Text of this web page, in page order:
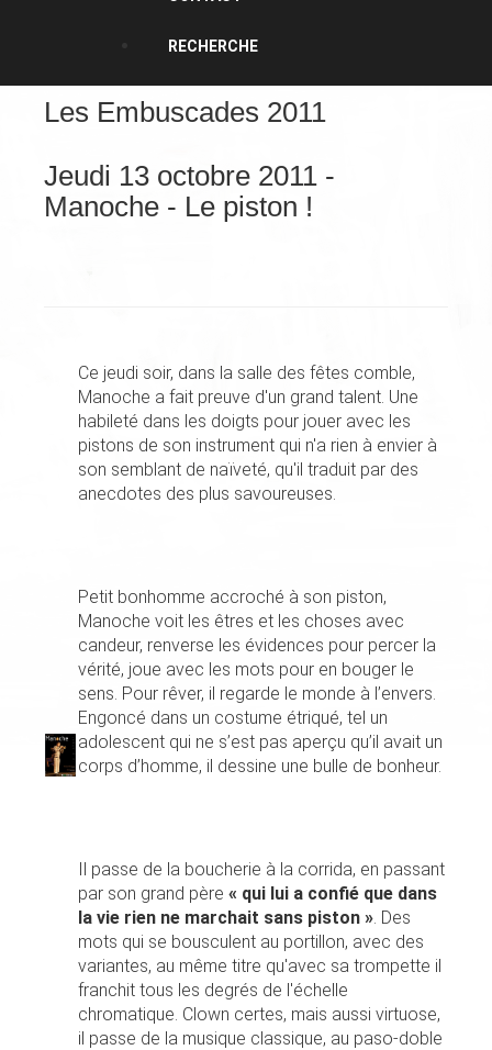
RECHERCHE
Les Embuscades 2011
Jeudi 13 octobre 2011 -
Manoche - Le piston !
Ce jeudi soir, dans la salle des fêtes comble,
Manoche a fait preuve d'un grand talent. Une
habileté dans les doigts pour jouer avec les
pistons de son instrument qui n'a rien à envier à
son semblant de naïveté, qu'il traduit par des
anecdotes des plus savoureuses.
Petit bonhomme accroché à son piston,
Manoche voit les êtres et les choses avec
candeur, renverse les évidences pour percer la
vérité, joue avec les mots pour en bouger le
sens. Pour rêver, il regarde le monde à l’envers.
Engoncé dans un costume étriqué, tel un
adolescent qui ne s’est pas aperçu qu’il avait un
corps d’homme, il dessine une bulle de bonheur.
Il passe de la boucherie à la corrida, en passant
par son grand père « qui lui a confié que dans
la vie rien ne marchait sans piston » . Des
mots qui se bousculent au portillon, avec des
variantes, au même titre qu'avec sa trompette il
franchit tous les degrés de l'échelle
chromatique. Clown certes, mais aussi virtuose,
il passe de la musique classique, au paso-doble